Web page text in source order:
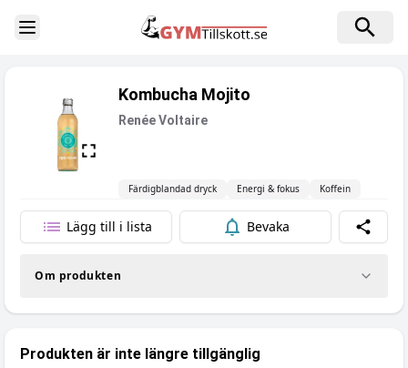
Toggle Sidebar
Kombucha Mojito
Renée Voltaire
Färdigblandad dryck Energi & fokus Koffein
Lägg till i lista Bevaka Dela
Om produkten
Produkten är inte längre tillgänglig